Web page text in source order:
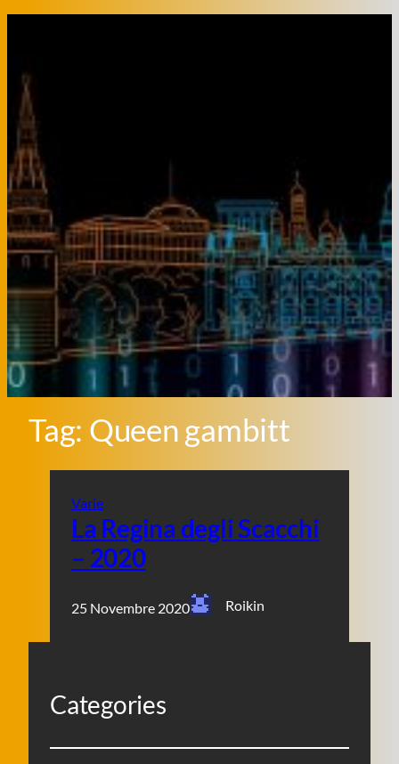
Tag: Queen gambitt
Varie
La Regina degli Scacchi
– 2020
25 Novembre 2020 Roikin
Categories